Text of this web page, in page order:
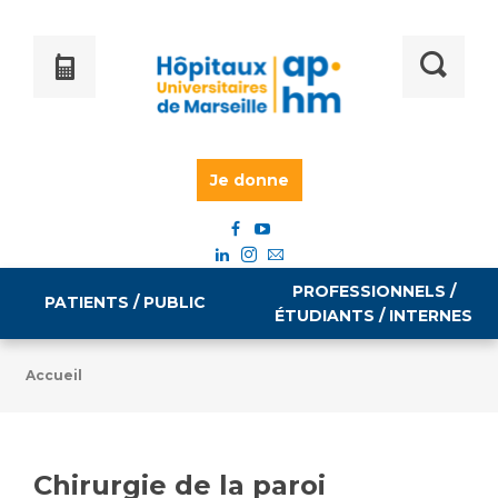
Je donne
PATIENTS / PUBLIC
PROFESSIONNELS /
ÉTUDIANTS / INTERNES
Emploi / formation
Accueil
Chirurgie de la paroi